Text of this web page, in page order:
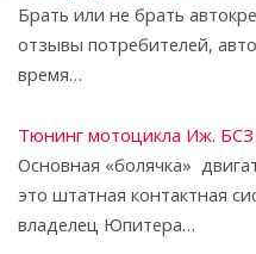
Брать или не брать
отзывы потребителей,
время…
Тюнинг мотоцикла Иж.
Основная «болячка»
это штатная контактная
владелец Юпитера…